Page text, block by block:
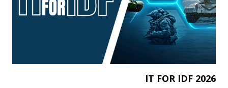
IT FOR IDF 2026